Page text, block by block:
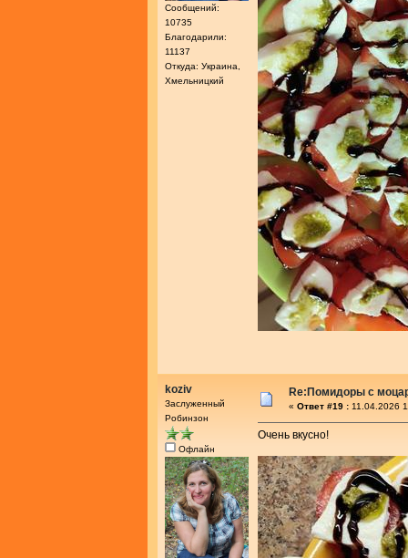
Сообщений:
10735
Благодарили:
11137
Откуда: Украина,
Хмельницкий
koziv
Заслуженный
Робинзон
Офлайн
Re:Помидоры с
« Ответ #19 : 11.04.2026
Очень вкусно!